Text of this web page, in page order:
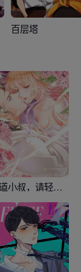
百层塔
霸道小叔，请轻撩！